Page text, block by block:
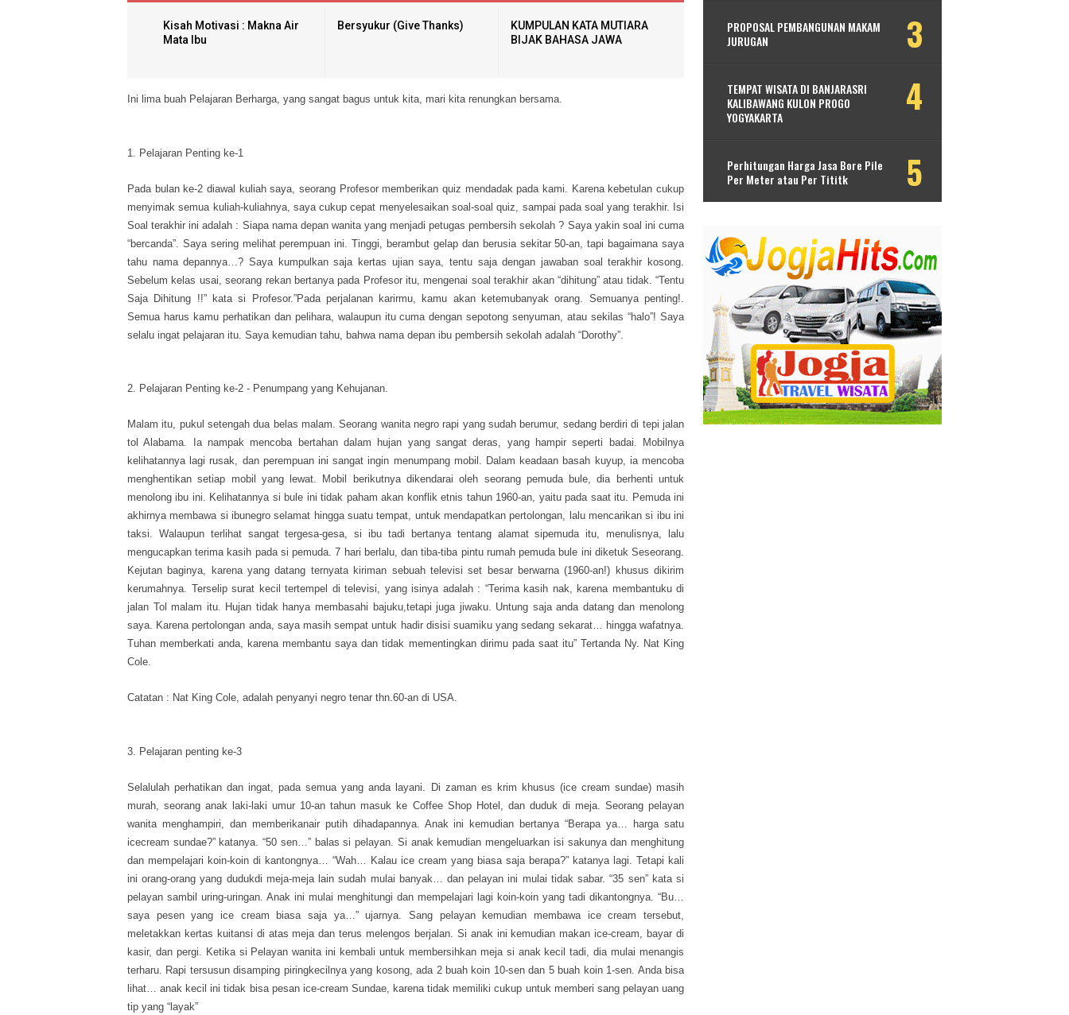
Kisah Motivasi : Makna Air
Mata Ibu
Bersyukur (Give Thanks)
KUMPULAN KATA MUTIARA
BIJAK BAHASA JAWA
Ini lima buah Pelajaran Berharga, yang sangat bagus untuk kita, mari kita renungkan bersama.
1. Pelajaran Penting ke-1
Pada bulan ke-2 diawal kuliah saya, seorang Profesor memberikan quiz mendadak pada kami. Karena kebetulan cukup
menyimak semua kuliah-kuliahnya, saya cukup cepat menyelesaikan soal-soal quiz, sampai pada soal yang terakhir. Isi
Soal terakhir ini adalah : Siapa nama depan wanita yang menjadi petugas pembersih sekolah ? Saya yakin soal ini cuma
“bercanda”. Saya sering melihat perempuan ini. Tinggi, berambut gelap dan berusia sekitar 50-an, tapi bagaimana saya
tahu nama depannya…? Saya kumpulkan saja kertas ujian saya, tentu saja dengan jawaban soal terakhir kosong.
Sebelum kelas usai, seorang rekan bertanya pada Profesor itu, mengenai soal terakhir akan “dihitung” atau tidak. “Tentu
Saja Dihitung !!” kata si Profesor.”Pada perjalanan karirmu, kamu akan ketemubanyak orang. Semuanya penting!.
Semua harus kamu perhatikan dan pelihara, walaupun itu cuma dengan sepotong senyuman, atau sekilas “halo”! Saya
selalu ingat pelajaran itu. Saya kemudian tahu, bahwa nama depan ibu pembersih sekolah adalah “Dorothy”.
2. Pelajaran Penting ke-2 - Penumpang yang Kehujanan.
Malam itu, pukul setengah dua belas malam. Seorang wanita negro rapi yang sudah berumur, sedang berdiri di tepi jalan
tol Alabama. Ia nampak mencoba bertahan dalam hujan yang sangat deras, yang hampir seperti badai. Mobilnya
kelihatannya lagi rusak, dan perempuan ini sangat ingin menumpang mobil. Dalam keadaan basah kuyup, ia mencoba
menghentikan setiap mobil yang lewat. Mobil berikutnya dikendarai oleh seorang pemuda bule, dia berhenti untuk
menolong ibu ini. Kelihatannya si bule ini tidak paham akan konflik etnis tahun 1960-an, yaitu pada saat itu. Pemuda ini
akhirnya membawa si ibunegro selamat hingga suatu tempat, untuk mendapatkan pertolongan, lalu mencarikan si ibu ini
taksi. Walaupun terlihat sangat tergesa-gesa, si ibu tadi bertanya tentang alamat sipemuda itu, menulisnya, lalu
mengucapkan terima kasih pada si pemuda. 7 hari berlalu, dan tiba-tiba pintu rumah pemuda bule ini diketuk Seseorang.
Kejutan baginya, karena yang datang ternyata kiriman sebuah televisi set besar berwarna (1960-an!) khusus dikirim
kerumahnya. Terselip surat kecil tertempel di televisi, yang isinya adalah : “Terima kasih nak, karena membantuku di
jalan Tol malam itu. Hujan tidak hanya membasahi bajuku,tetapi juga jiwaku. Untung saja anda datang dan menolong
saya. Karena pertolongan anda, saya masih sempat untuk hadir disisi suamiku yang sedang sekarat… hingga wafatnya.
Tuhan memberkati anda, karena membantu saya dan tidak mementingkan dirimu pada saat itu” Tertanda Ny. Nat King
Cole.
Catatan : Nat King Cole, adalah penyanyi negro tenar thn.60-an di USA.
3. Pelajaran penting ke-3
Selalulah perhatikan dan ingat, pada semua yang anda layani. Di zaman es krim khusus (ice cream sundae) masih
murah, seorang anak laki-laki umur 10-an tahun masuk ke Coffee Shop Hotel, dan duduk di meja. Seorang pelayan
wanita menghampiri, dan memberikanair putih dihadapannya. Anak ini kemudian bertanya “Berapa ya… harga satu
icecream sundae?” katanya. “50 sen…” balas si pelayan. Si anak kemudian mengeluarkan isi sakunya dan menghitung
dan mempelajari koin-koin di kantongnya… “Wah… Kalau ice cream yang biasa saja berapa?” katanya lagi. Tetapi kali
ini orang-orang yang dudukdi meja-meja lain sudah mulai banyak… dan pelayan ini mulai tidak sabar. “35 sen” kata si
pelayan sambil uring-uringan. Anak ini mulai menghitungi dan mempelajari lagi koin-koin yang tadi dikantongnya. “Bu…
saya pesen yang ice cream biasa saja ya…” ujarnya. Sang pelayan kemudian membawa ice cream tersebut,
meletakkan kertas kuitansi di atas meja dan terus melengos berjalan. Si anak ini kemudian makan ice-cream, bayar di
kasir, dan pergi. Ketika si Pelayan wanita ini kembali untuk membersihkan meja si anak kecil tadi, dia mulai menangis
terharu. Rapi tersusun disamping piringkecilnya yang kosong, ada 2 buah koin 10-sen dan 5 buah koin 1-sen. Anda bisa
lihat… anak kecil ini tidak bisa pesan ice-cream Sundae, karena tidak memiliki cukup untuk memberi sang pelayan uang
tip yang “layak”
PROPOSAL PEMBANGUNAN MAKAM
JURUGAN
TEMPAT WISATA DI BANJARASRI
KALIBAWANG KULON PROGO
YOGYAKARTA
Perhitungan Harga Jasa Bore Pile
Per Meter atau Per Tititk